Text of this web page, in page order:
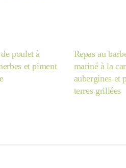
poulet à
et piment
Repas au
mariné à la
aubergines et
terres grillées